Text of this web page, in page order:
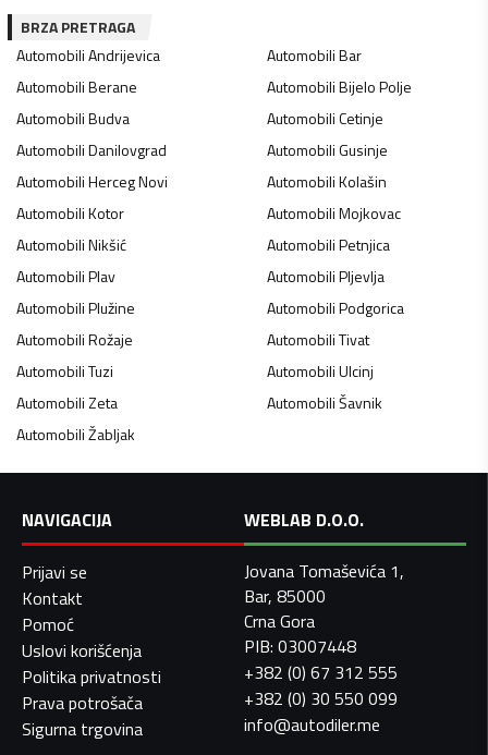
BRZA PRETRAGA
AutomobiliAndrijevica AutomobiliBar
AutomobiliBerane AutomobiliBijelo Polje
AutomobiliBudva AutomobiliCetinje
AutomobiliDanilovgrad AutomobiliGusinje
AutomobiliHerceg Novi AutomobiliKolašin
AutomobiliKotor AutomobiliMojkovac
AutomobiliNikšić AutomobiliPetnjica
AutomobiliPlav AutomobiliPljevlja
AutomobiliPlužine AutomobiliPodgorica
AutomobiliRožaje AutomobiliTivat
AutomobiliTuzi AutomobiliUlcinj
AutomobiliZeta AutomobiliŠavnik
AutomobiliŽabljak
NAVIGACIJA
Prijavi se
Kontakt
Pomoć
Uslovi korišćenja
Politika privatnosti
Prava potrošača
Sigurna trgovina
WEBLAB D.O.O.
Jovana Tomaševića 1,
Bar, 85000
Crna Gora
PIB: 03007448
+382 (0) 67 312 555
+382 (0) 30 550 099
info@autodiler.me